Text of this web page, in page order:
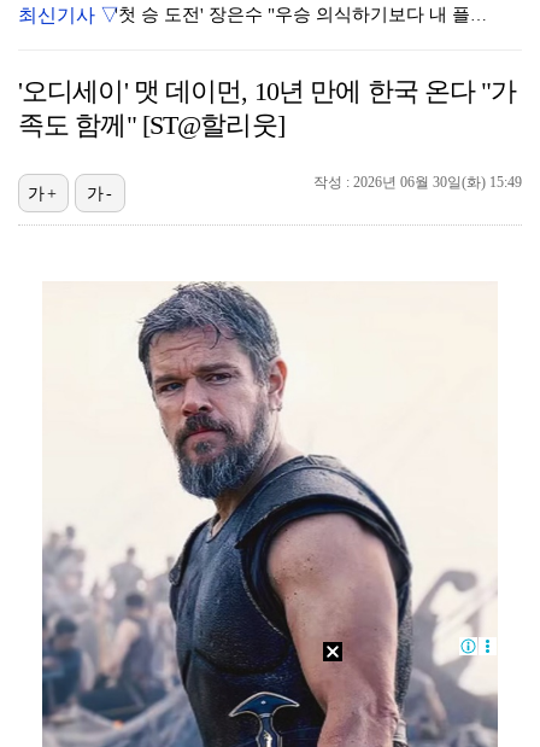
'첫 승 도전' 장은수 "우승 의식하기보다 내 플레이에…
에스파, 고척돔 입성…공연 시작 40분 만에 첫 인사 …
에스파 고척돔 공연에 반가운 얼굴…아이들 미연·트와이스…
'리그 2연패 정조준' 아스널, 뉴캐슬서 기마랑이스 영…
[ST포토] 이강인, 환하게 웃으며
최신기사 ▽
'오디세이' 맷 데이먼, 10년 만에 한국 온다 "가
족도 함께" [ST@할리웃]
작성 : 2026년 06월 30일(화) 15:49
가+ 가-